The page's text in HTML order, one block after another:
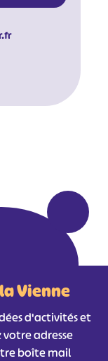
Vienne
d'activités et
votre adresse
boîte mail